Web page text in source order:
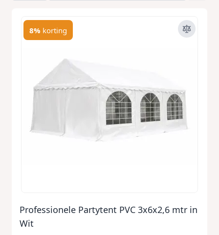
8% korting
Professionele Partytent PVC 3x6x2,6 mtr in
Wit